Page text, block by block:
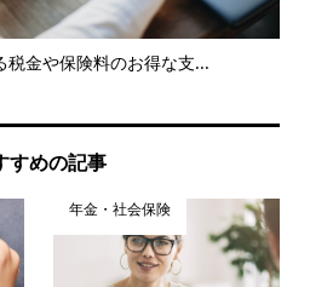
税金や保険料のお得な支...
すめの記事
年金・社会保険